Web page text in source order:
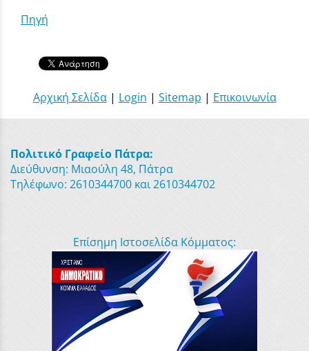
Πηγή
Αρχική Σελίδα| Login | Sitemap | Επικοινωνία
Πολιτικό Γραφείο Πάτρα:
Διεύθυνση: Μιαούλη 48, Πάτρα
Τηλέφωνο: 2610344700 και 2610344702
Επίσημη Ιστοσελίδα Κόμματος: